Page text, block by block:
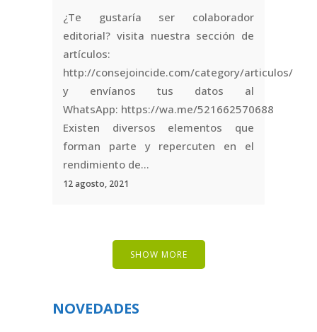
¿Te gustaría ser colaborador
editorial? visita nuestra sección de
artículos:
http://consejoincide.com/category/articulos/
y envíanos tus datos al
WhatsApp: https://wa.me/521662570688
Existen diversos elementos que
forman parte y repercuten en el
rendimiento de...
12 agosto, 2021
SHOW MORE
NOVEDADES